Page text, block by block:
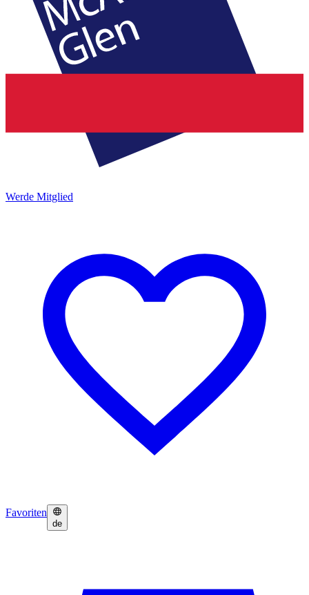
Werde Mitglied
Favoriten
de